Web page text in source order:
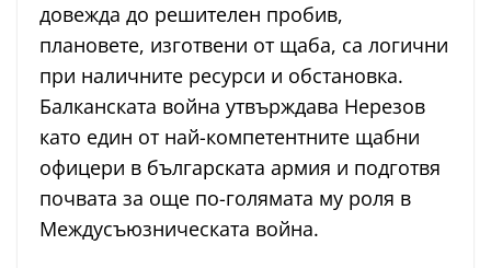
довежда до решителен пробив,
плановете, изготвени от щаба, са логични
при наличните ресурси и обстановка.
Балканската война утвърждава Нерезов
като един от най-компетентните щабни
офицери в българската армия и подготвя
почвата за още по-голямата му роля в
Междусъюзническата война.